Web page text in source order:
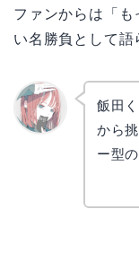
ファンからは「
い名勝負として語
飯田
から
ー型